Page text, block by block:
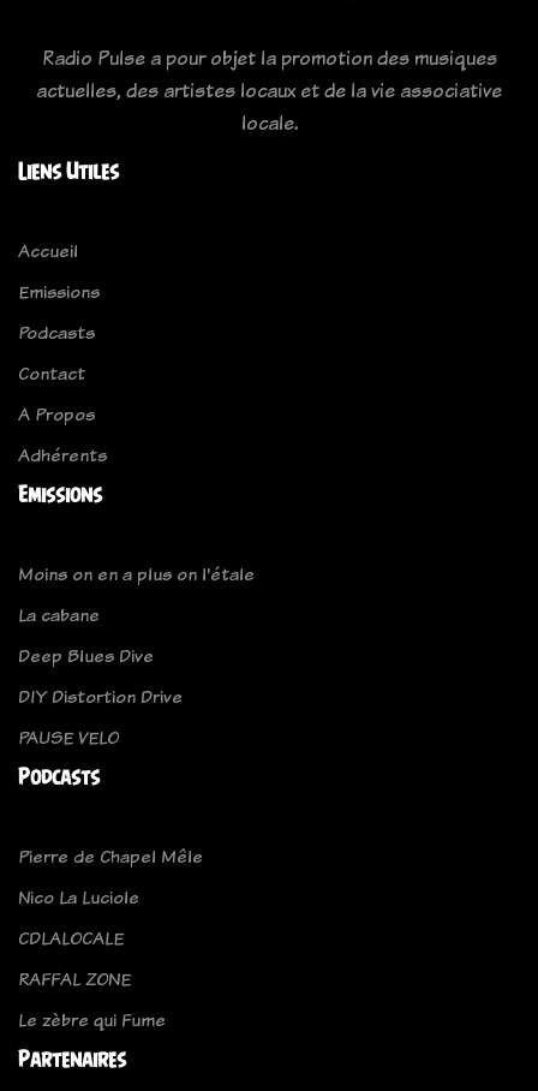
Radio Pulse a pour objet la promotion des musiques
actuelles, des artistes locaux et de la vie associative
locale.
Liens Utiles
Accueil
Emissions
Podcasts
Contact
A Propos
Adhérents
Emissions
Moins on en a plus on l'étale
La cabane
Deep Blues Dive
DIY Distortion Drive
PAUSE VELO
Podcasts
Pierre de Chapel Mêle
Nico La Luciole
CDLALOCALE
RAFFAL ZONE
Le zèbre qui Fume
Partenaires